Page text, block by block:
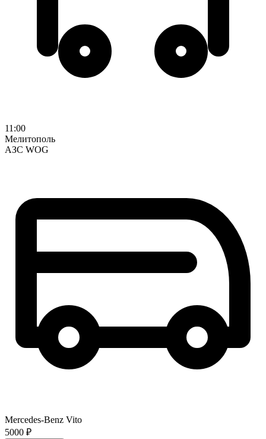
11:00
Мелитополь
АЗС WOG
Mercedes-Benz Vito
5000 ₽